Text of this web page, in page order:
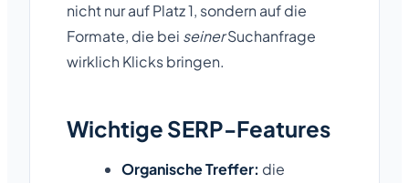
nicht nur auf Platz 1, sondern auf die
Formate, die bei seinerSuchanfrage
wirklich Klicks bringen.
Wichtige SERP-Features
Organische Treffer: die